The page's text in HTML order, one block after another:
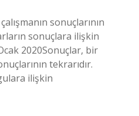
sonuçlarının
sonuçlara ilişkin
2020Sonuçlar, bir
tekrarıdır.
ilişkin